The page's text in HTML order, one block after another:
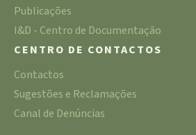
Publicações
I&D - Centro de Documentação
CENTRO DE CONTACTOS
Contactos
Sugestões e Reclamações
Canal de Denúncias